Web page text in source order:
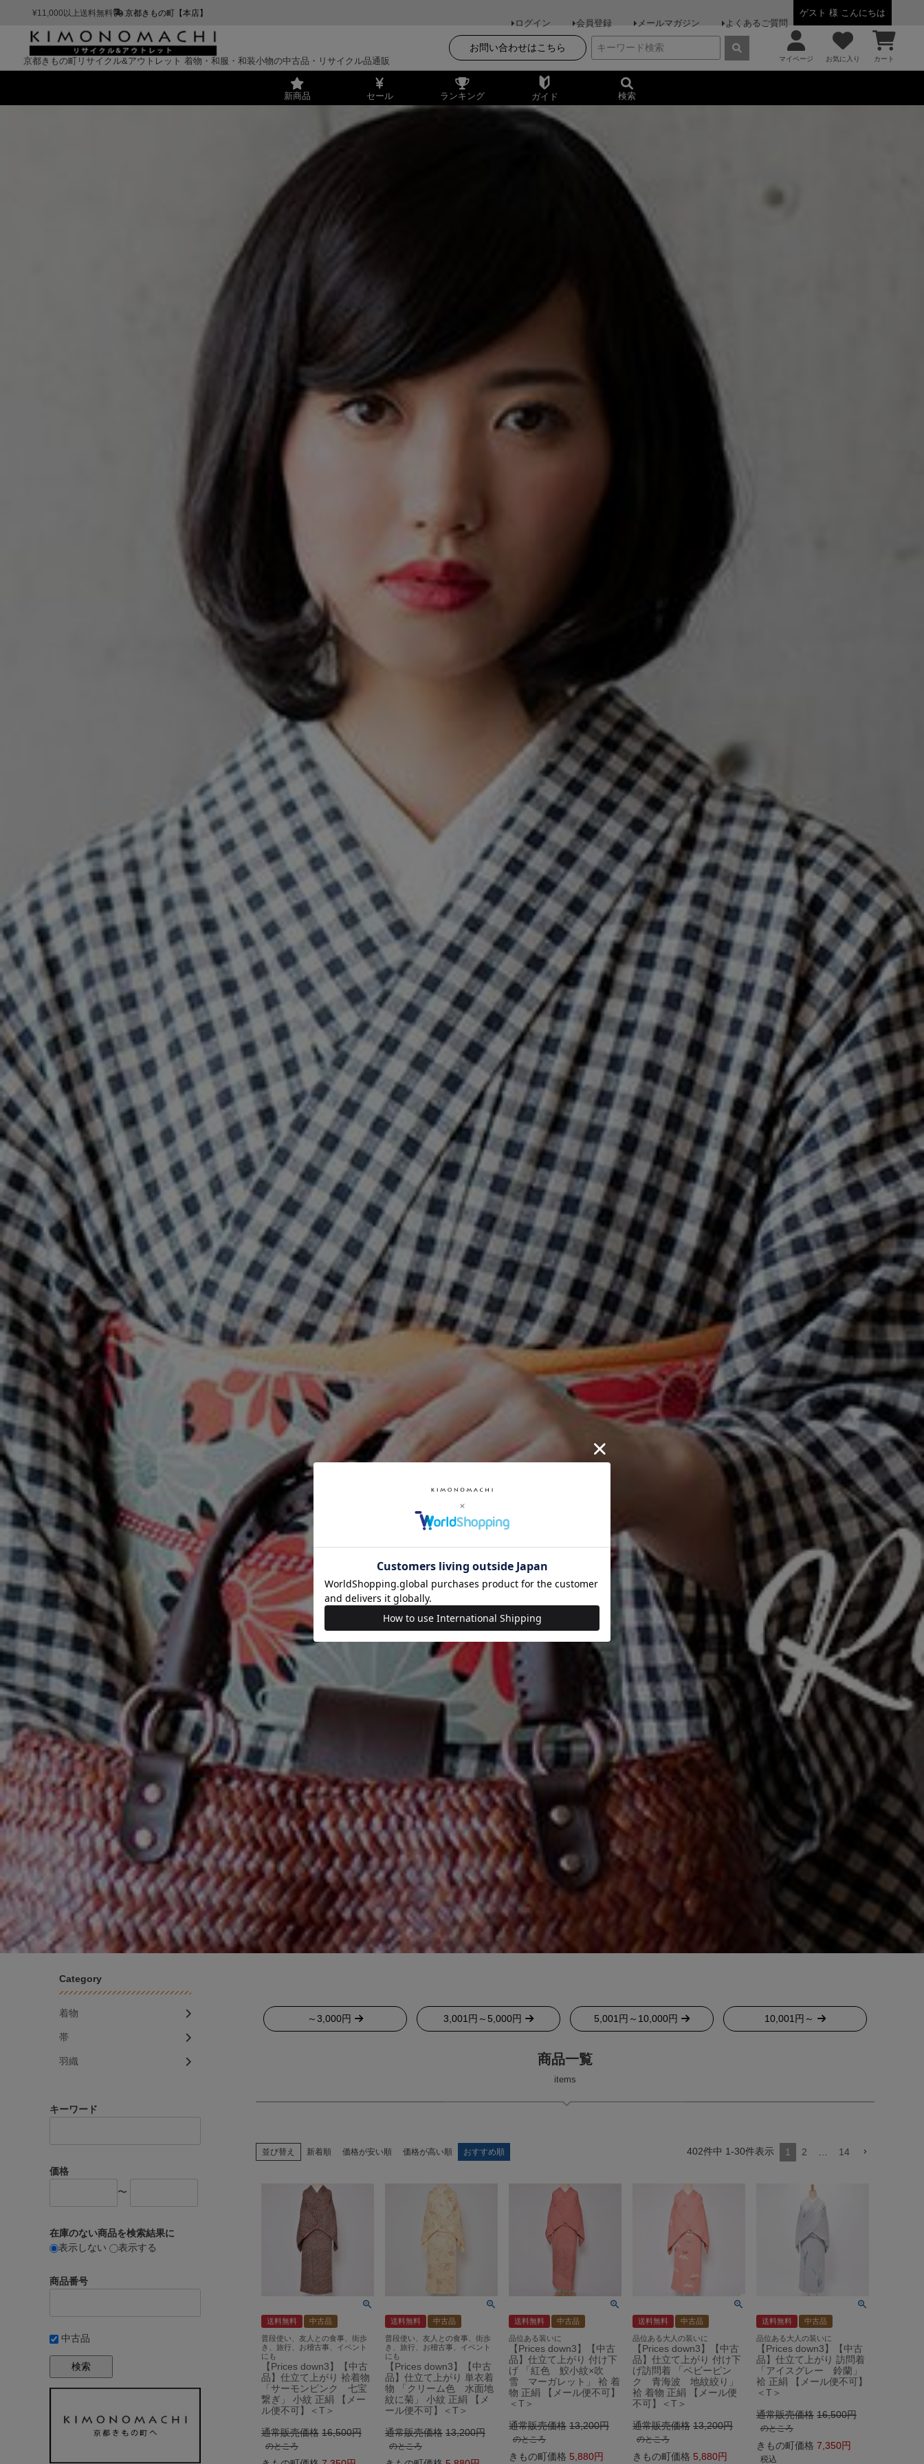
¥11,000以上送料無料 京都きもの町【本店】
ゲスト 様 こんにちは
ログイン
会員登録 メールマガジン よくあるご質問
京都きもの町リサイクル&アウトレット 着物・和服・和装小物の中古品・リサイクル品通販
お問い合わせはこちら
マイページ お気に入り カート
新商品 セール ランキング ガイド 検索
～3,000円 3,001円～5,000円 5,001円～10,000円 10,001円～
商品一覧
items
並び替え 新着順 価格が安い順 価格が高い順 おすすめ順 402件中 1-30件表示 1 2 14
送料無料 中古品
普段使い、友人との食事、街歩
き、旅行、お稽古事、イベント
にも
【Prices down3】【中古
品】仕立て上がり 袷着物
「サーモンピンク 七宝
繋ぎ」 小紋 正絹 【メー
ル便不可】＜T＞
通常販売価格 16,500
のところ
送料無料 中古品
普段使い、友人との食事、街歩
き、旅行、お稽古事、イベント
にも
【Prices down3】【中古
品】仕立て上がり 単衣着
物 「クリーム色 水面地
紋に菊」 小紋 正絹 【メ
ール便不可】＜T＞
通常販売価格 13,200
のところ
送料無料 中古品
品位ある装いに
【Prices down3】【中古
品】仕立て上がり 付け下
げ 「紅色 鮫小紋×吹
雪 マーガレット」 袷 着
物 正絹 【メール便不可】
＜T＞
通常販売価格 13,200
のところ
きもの町価格 5,880
送料無料 中古品
品位ある大人の装いに
【Prices down3】【中古
品】仕立て上がり 付け下
げ訪問着 「ベビーピン
ク 青海波 地紋絞り」
袷 着物 正絹 【メール便
不可】＜T＞
通常販売価格 13,200
のところ
きもの町価格 5,880
送料無料 中古品
品位ある大人の装いに
【Prices down3】【中古
品】仕立て上がり 訪問着
「アイスグレー 鈴蘭」
袷 正絹 【メール便不可】
＜T＞
通常販売価格 16,500
のところ
きもの町価格 7,350
税込
Category
着物
帯
羽織
キーワード
価格
〜
在庫のない商品を検索結果に
表示しない
表示する
商品番号
中古品
検索